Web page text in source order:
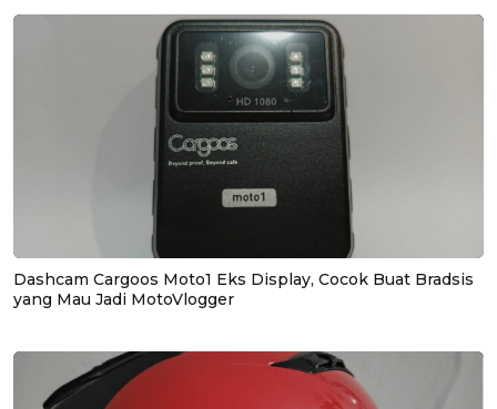
Dashcam Cargoos Moto1 Eks Display, Cocok Buat Bradsis
yang Mau Jadi MotoVlogger